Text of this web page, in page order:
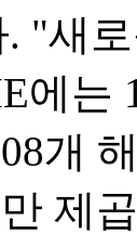
"새
에는
개
제